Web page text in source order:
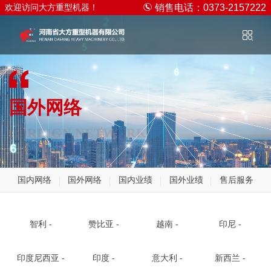
欢迎访问大方重型机器！ 销售电话：0373-2157222
国外网络
FOREIGN NETWORK
国内网络 国外网络 国内业绩 国外业绩 售后服务
智利 - 赞比亚 - 越南 - 印尼 -
印度尼西亚 - 印度 - 意大利 - 新西兰 -